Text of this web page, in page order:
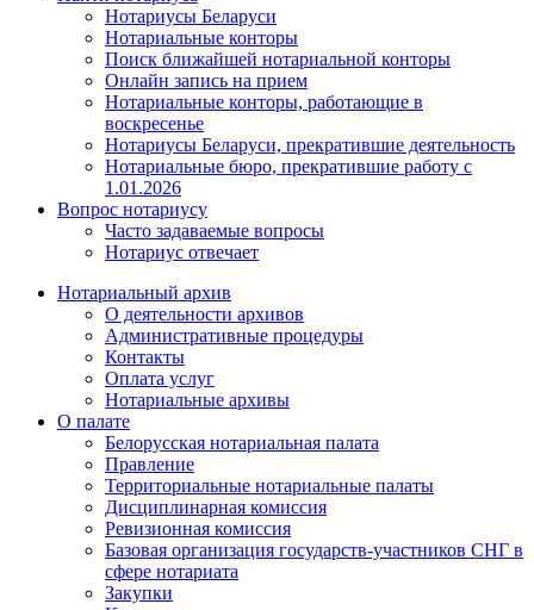
Нотариусы Беларуси
Нотариальные конторы
Поиск ближайшей нотариальной конторы
Онлайн запись на прием
Нотариальные конторы, работающие в
воскресенье
Нотариусы Беларуси, прекратившие деятельность
Нотариальные бюро, прекратившие работу с
1.01.2026
Вопрос нотариусу
Часто задаваемые вопросы
Нотариус отвечает
Нотариальный архив
О деятельности архивов
Административные процедуры
Контакты
Оплата услуг
Нотариальные архивы
О палате
Белорусская нотариальная палата
Правление
Территориальные нотариальные палаты
Дисциплинарная комиссия
Ревизионная комиссия
Базовая организация государств-участников СНГ в
сфере нотариата
Закупки